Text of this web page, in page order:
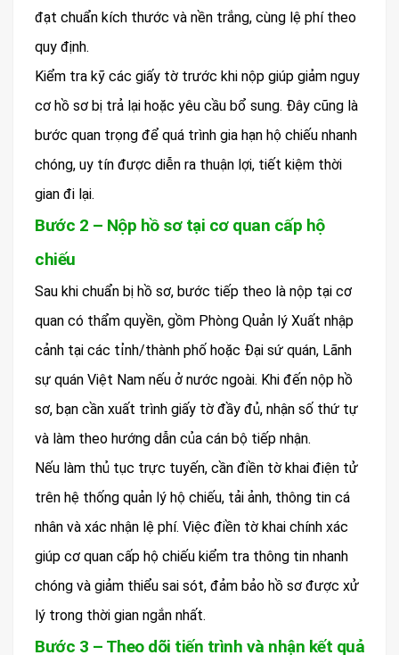
đạt chuẩn kích thước và nền trắng, cùng lệ phí theo
quy định.
Kiểm tra kỹ các giấy tờ trước khi nộp giúp giảm nguy
cơ hồ sơ bị trả lại hoặc yêu cầu bổ sung. Đây cũng là
bước quan trọng để quá trình gia hạn hộ chiếu nhanh
chóng, uy tín được diễn ra thuận lợi, tiết kiệm thời
gian đi lại.
Bước 2 – Nộp hồ sơ tại cơ quan cấp hộ
chiếu
Sau khi chuẩn bị hồ sơ, bước tiếp theo là nộp tại cơ
quan có thẩm quyền, gồm Phòng Quản lý Xuất nhập
cảnh tại các tỉnh/thành phố hoặc Đại sứ quán, Lãnh
sự quán Việt Nam nếu ở nước ngoài. Khi đến nộp hồ
sơ, bạn cần xuất trình giấy tờ đầy đủ, nhận số thứ tự
và làm theo hướng dẫn của cán bộ tiếp nhận.
Nếu làm thủ tục trực tuyến, cần điền tờ khai điện tử
trên hệ thống quản lý hộ chiếu, tải ảnh, thông tin cá
nhân và xác nhận lệ phí. Việc điền tờ khai chính xác
giúp cơ quan cấp hộ chiếu kiểm tra thông tin nhanh
chóng và giảm thiểu sai sót, đảm bảo hồ sơ được xử
lý trong thời gian ngắn nhất.
Bước 3 – Theo dõi tiến trình và nhận kết quả